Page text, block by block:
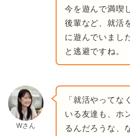
今を遊んで満喫
後輩など、就活
に遊んでいまし
と逃避ですね。
Wさん
「就活やってな
いる友達も、ホ
るんだろうな、